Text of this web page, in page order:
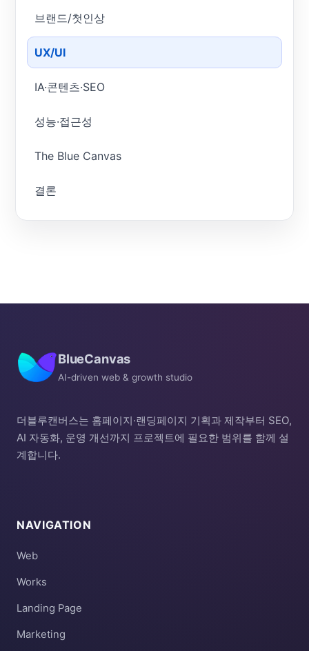
브랜드/첫인상
UX/UI
IA·콘텐츠·SEO
성능·접근성
The Blue Canvas
결론
BlueCanvas
AI-driven web & growth studio
더블루캔버스는 홈페이지·랜딩페이지 기획과 제작부터 SEO,
AI 자동화, 운영 개선까지 프로젝트에 필요한 범위를 함께 설
계합니다.
NAVIGATION
Web
Works
Landing Page
Marketing